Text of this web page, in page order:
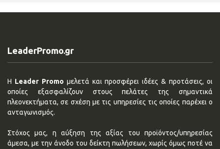
LeaderPromo.gr
Η Leader Promo μελετά και προσφέρει ιδέες & προτάσεις, οι
οποίες εξασφαλίζουν στους πελάτες της σημαντικά
πλεονεκτήματα, σε σχέση με τις υπηρεσίες τις οποίες παρέχει ο
ανταγωνισμός.
Στόχος μας, η αύξηση της αξίας του προϊόντος/υπηρεσίας
άμεσα, με την άνοδο του δείκτη πωλήσεων, χωρίς όμως ποτέ να